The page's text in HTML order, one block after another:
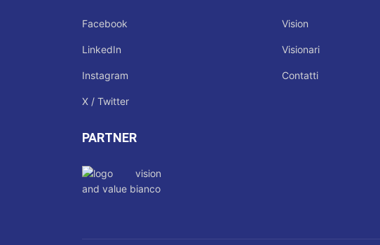
Facebook
LinkedIn
Instagram
X / Twitter
PARTNER
Vision
Visionari
Contatti